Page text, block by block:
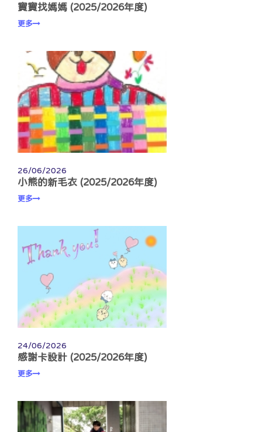
寶寶找媽媽 (2025/2026年度)
更多
26/06/2026
小熊的新毛衣 (2025/2026年度)
更多
24/06/2026
感謝卡設計 (2025/2026年度)
更多